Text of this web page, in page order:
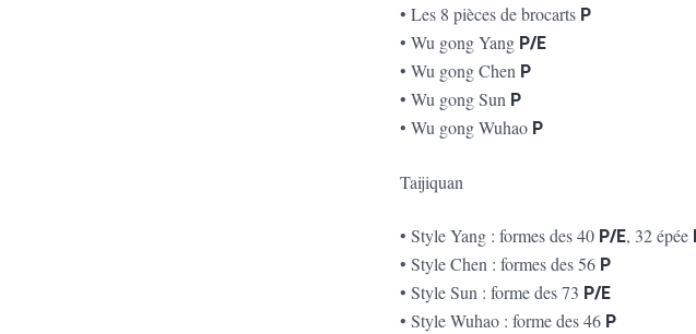
• Les 8 pièces de brocarts P
• Wu gong Yang P/E
• Wu gong Chen P
• Wu gong Sun P
• Wu gong Wuhao P
Taijiquan
• Style Yang : formes des 40 P/E, 32 épée
• Style Chen : formes des 56 P
• Style Sun : forme des 73 P/E
• Style Wuhao : forme des 46 P